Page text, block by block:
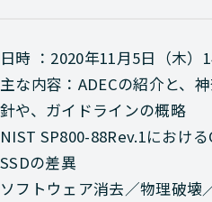
日時 ：2020年11月5日（木）
主な内容：ADECの紹介と、
針や、ガイドラインの概略
NIST SP800-88Rev.1におけ
SSDの差異
ソフトウェア消去／物理破壊